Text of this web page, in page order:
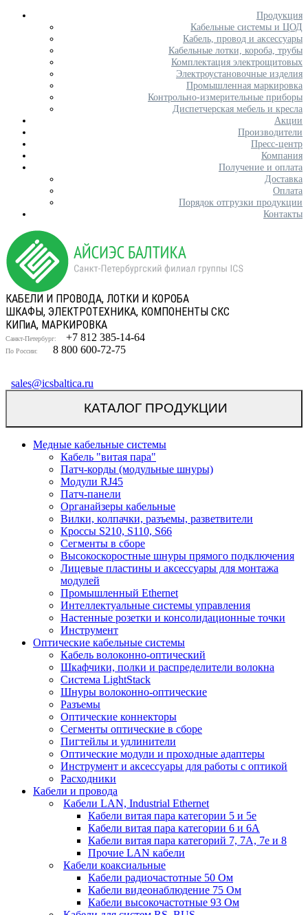
Продукция
Кабельные системы и ЦОД
Кабель, провод и аксессуары
Кабельные лотки, короба, трубы
Комплектация электрощитовых
Электроустановочные изделия
Промышленная маркировка
Контрольно-измерительные приборы
Диспетчерская мебель и кресла
Акции
Производители
Пресс-центр
Компания
Получение и оплата
Доставка
Оплата
Порядок отгрузки продукции
Контакты
КАБЕЛИ И ПРОВОДА, ЛОТКИ И КОРОБА
ШКАФЫ, ЭЛЕКТРОТЕХНИКА, КОМПОНЕНТЫ СКС
КИПиА, МАРКИРОВКА
Санкт-Петербург: +7 812 385-14-64
По России: 8 800 600-72-75
sales@icsbaltica.ru
КАТАЛОГ ПРОДУКЦИИ
Медные кабельные системы
Кабель "витая пара"
Патч-корды (модульные шнуры)
Модули RJ45
Патч-панели
Органайзеры кабельные
Вилки, колпачки, разъемы, разветвители
Кроссы S210, S110, S66
Сегменты в сборе
Высокоскоростные шнуры прямого подключения
Лицевые пластины и аксессуары для монтажа
модулей
Промышленный Ethernet
Интеллектуальные системы управления
Настенные розетки и консолидационные точки
Инструмент
Оптические кабельные системы
Кабель волоконно-оптический
Шкафчики, полки и распределители волокна
Система LightStack
Шнуры волоконно-оптические
Разъемы
Оптические коннекторы
Сегменты оптические в сборе
Пигтейлы и удлинители
Оптические модули и проходные адаптеры
Инструмент и аксессуары для работы с оптикой
Расходники
Кабели и провода
Кабели LAN, Industrial Ethernet
Кабели витая пара категории 5 и 5е
Кабели витая пара категории 6 и 6A
Кабели витая пара категорий 7, 7А, 7е и 8
Прочие LAN кабели
Кабели коаксиальные
Кабели радиочастотные 50 Ом
Кабели видеонаблюдение 75 Ом
Кабели высокочастотные 93 Ом